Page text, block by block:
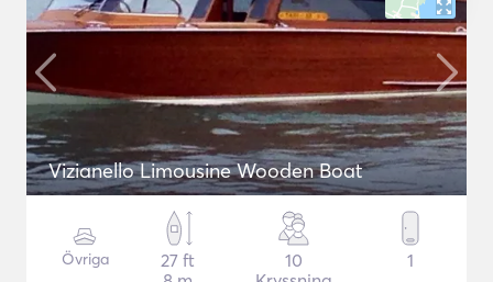
Vizianello Limousine Wooden Boat
Övriga
27 ft
10
1